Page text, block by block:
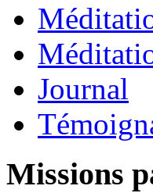
Journal
Missions